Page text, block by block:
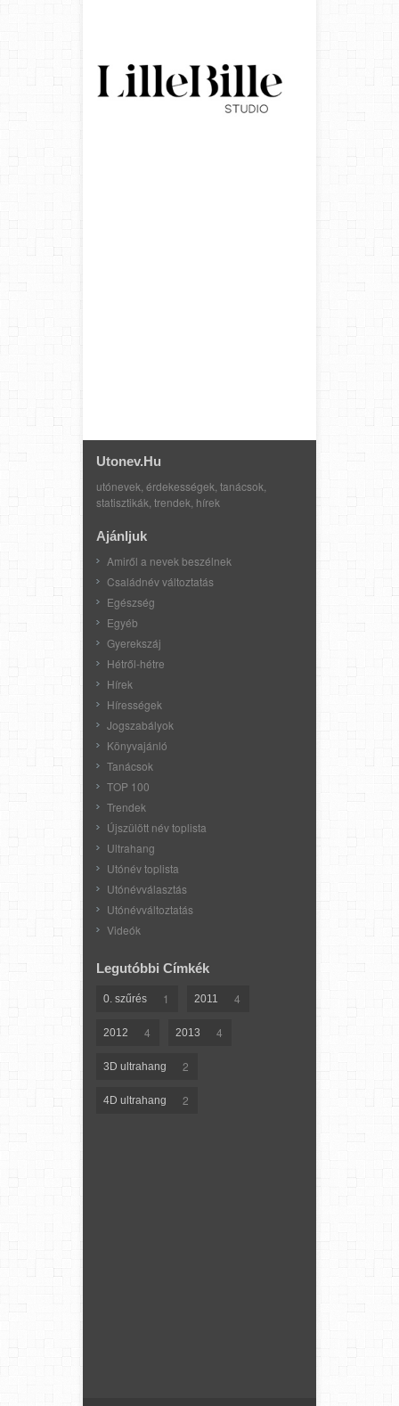
Utonev.hu
utónevek, érdekességek, tanácsok,
statisztikák, trendek, hírek
Ajánljuk
Amiről a nevek beszélnek
Családnév változtatás
Egészség
Egyéb
Gyerekszáj
Hétről-hétre
Hírek
Hírességek
Jogszabályok
Könyvajánló
Tanácsok
TOP 100
Trendek
Újszülött név toplista
Ultrahang
Utónév toplista
Utónévválasztás
Utónévváltoztatás
Videók
Legutóbbi Címkék
0. szűrés 1 2011 4
2012 4 2013 4
3D ultrahang 2
4D ultrahang 2